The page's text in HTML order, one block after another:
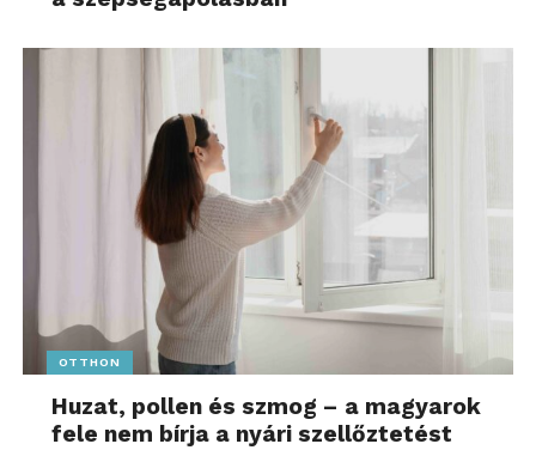
OTTHON
Huzat, pollen és szmog – a magyarok
fele nem bírja a nyári szellőztetést